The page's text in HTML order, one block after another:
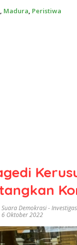
, Madura, Peristiwa
Suara Demokrasi-
6 Oktober 2022